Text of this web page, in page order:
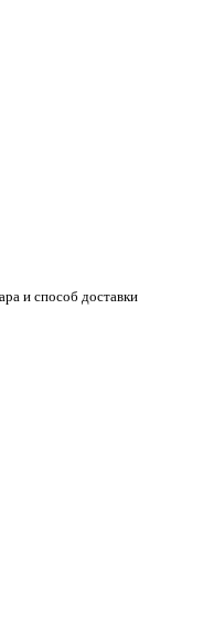
и способ доставки